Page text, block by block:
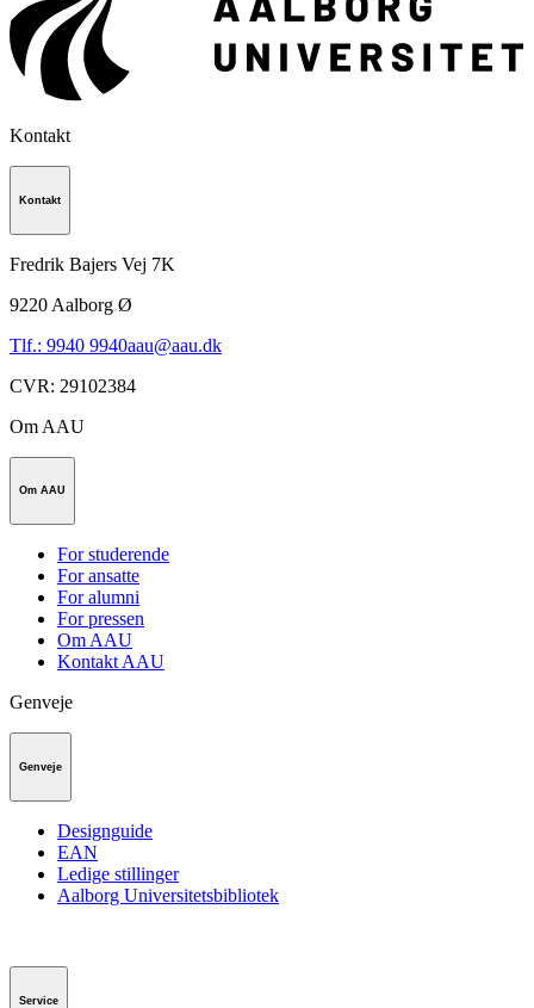
Kontakt
Kontakt
Fredrik Bajers Vej 7K
9220 Aalborg Ø
Tlf.: 9940 9940aau@aau.dk
CVR: 29102384
Om AAU
Om AAU
For studerende
For ansatte
For alumni
For pressen
Om AAU
Kontakt AAU
Genveje
Genveje
Designguide
EAN
Ledige stillinger
Aalborg Universitetsbibliotek
Service